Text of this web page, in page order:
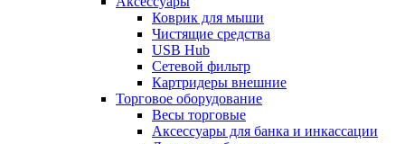
Коврик для мыши
Чистящие средства
USB Hub
Сетевой фильтр
Картридеры внешние
Торговое оборудование
Весы торговые
Аксессуары для банка и инкассации